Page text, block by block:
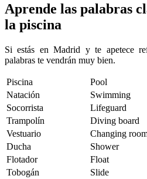
Aprende las palabras
la piscina
Si estás en Madrid y te apetece
palabras te vendrán muy bien.
Piscina
Pool
Natación
Swimming
Socorrista
Lifeguard
Trampolín
Diving board
Vestuario
Changing
Ducha
Shower
Flotador
Float
Tobogán
Slide